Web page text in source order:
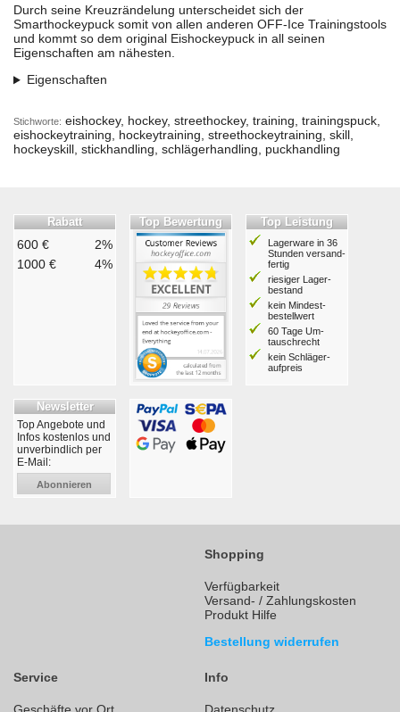
Durch seine Kreuzrändelung unterscheidet sich der
Smarthockeypuck somit von allen anderen OFF-Ice Trainingstools
und kommt so dem original Eishockeypuck in all seinen
Eigenschaften am nähesten.
Eigenschaften
Stichworte: eishockey, hockey, streethockey, training, trainingspuck,
eishockeytraining, hockeytraining, streethockeytraining, skill,
hockeyskill, stickhandling, schlägerhandling, puckhandling
Rabatt
600 €
2%
1000 €
4%
Top Bewertung Top Leistung
Lagerware in 36
Stunden ver­sand­
fertig
riesiger Lager­
bestand
kein Mindest­
bestell­wert
60 Tage Um­
tausch­recht
kein Schläger­
aufpreis
Newsletter
Top Angebote und
Infos kostenlos und
unverbindlich per
E-Mail:
Abonnieren
Shopping
Verfügbarkeit
Versand- / Zahlungskosten
Produkt Hilfe
Bestellung widerrufen
Service Info